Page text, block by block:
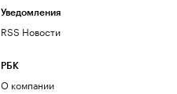
Уведомления
RSS Новости
РБК
О компании